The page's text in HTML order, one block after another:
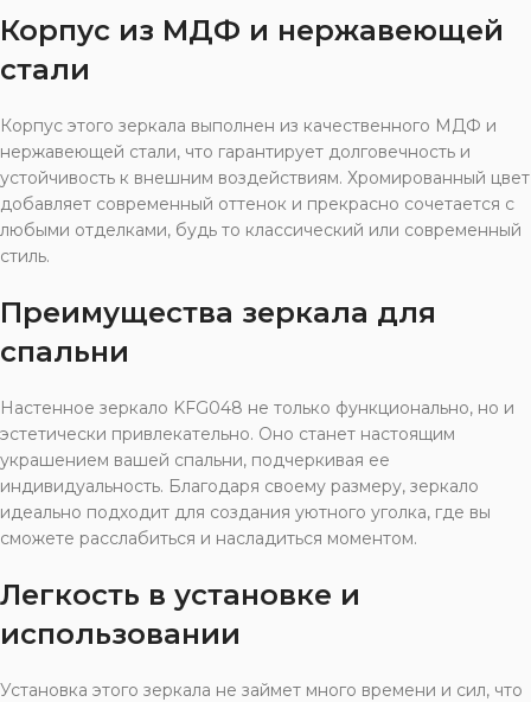
Корпус из МДФ и нержавеющей
стали
Корпус этого зеркала выполнен из качественного МДФ и
нержавеющей стали, что гарантирует долговечность и
устойчивость к внешним воздействиям. Хромированный цвет
добавляет современный оттенок и прекрасно сочетается с
любыми отделками, будь то классический или современный
стиль.
Преимущества зеркала для
спальни
Настенное зеркало KFG048 не только функционально, но и
эстетически привлекательно. Оно станет настоящим
украшением вашей спальни, подчеркивая ее
индивидуальность. Благодаря своему размеру, зеркало
идеально подходит для создания уютного уголка, где вы
сможете расслабиться и насладиться моментом.
Легкость в установке и
использовании
Установка этого зеркала не займет много времени и сил, что